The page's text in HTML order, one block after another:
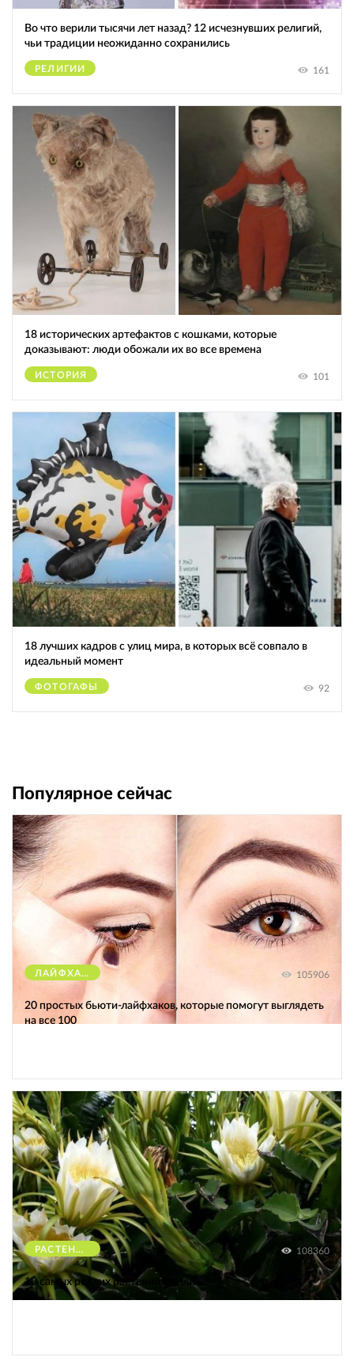
Во что верили тысячи лет назад? 12 исчезнувших религий,
чьи традиции неожиданно сохранились
РЕЛИГИИ 161
18 исторических артефактов с кошками, которые
доказывают: люди обожали их во все времена
ИСТОРИЯ 101
18 лучших кадров с улиц мира, в которых всё совпало в
идеальный момент
ФОТОГАФЫ 92
Популярное сейчас
ЛАЙФХАКИ 105906
20 простых бьюти-лайфхаков, которые помогут выглядеть
на все 100
РАСТЕНИЯ 108360
10 самых редких растений Земли